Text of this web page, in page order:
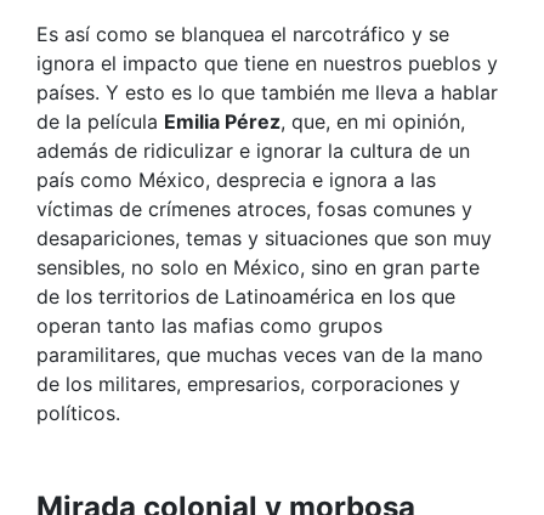
Es así como se blanquea el narcotráfico y se
ignora el impacto que tiene en nuestros pueblos y
países. Y esto es lo que también me lleva a hablar
de la película Emilia Pérez, que, en mi opinión,
además de ridiculizar e ignorar la cultura de un
país como México, desprecia e ignora a las
víctimas de crímenes atroces, fosas comunes y
desapariciones, temas y situaciones que son muy
sensibles, no solo en México, sino en gran parte
de los territorios de Latinoamérica en los que
operan tanto las mafias como grupos
paramilitares, que muchas veces van de la mano
de los militares, empresarios, corporaciones y
políticos.
Mirada colonial y morbosa